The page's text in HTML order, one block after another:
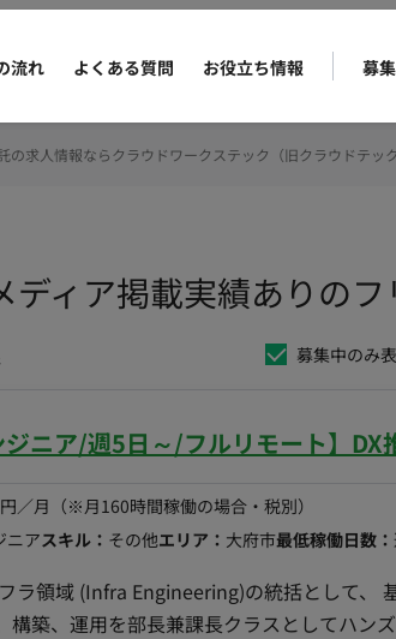
流れ よくある質問 お役立ち情報 募
ディア掲載実績ありの
募集中のみ
ジニア/週5日～/フルリモート】
円／月 （※月160時間稼働の場合・税別）
ニアスキル： その他エリア： 大府市最低稼働日数：
ラ領域 (Infra Engineering)の統括として、
構築、運用を部長兼課長クラスとしてハン
の求人情報ならクラウドワークステック（旧クラウドテック